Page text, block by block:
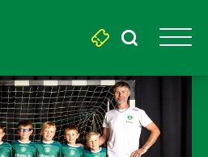
Search
for: